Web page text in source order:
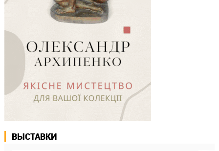
ВЫСТАВКИ